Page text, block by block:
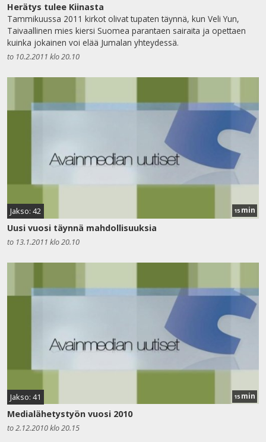
Herätys tulee Kiinasta
Tammikuussa 2011 kirkot olivat tupaten täynnä, kun Veli Yun,
Taivaallinen mies kiersi Suomea parantaen sairaita ja opettaen
kuinka jokainen voi elää Jumalan yhteydessä.
to 10.2.2011 klo 20.10
Jakso: 42 15 min
Uusi vuosi täynnä mahdollisuuksia
to 13.1.2011 klo 20.10
Jakso: 41 15 min
Medialähetystyön vuosi 2010
to 2.12.2010 klo 20.15